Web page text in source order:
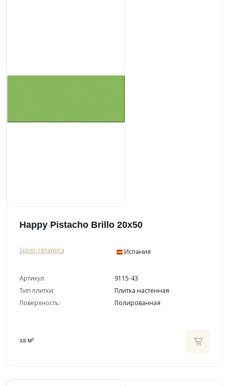
Happy Pistacho Brillo 20x50
Super ceramica Испания
Артикул:
9115-43
Тип плитки:
Плитка настенная
Поверхность:
Полированная
за м²